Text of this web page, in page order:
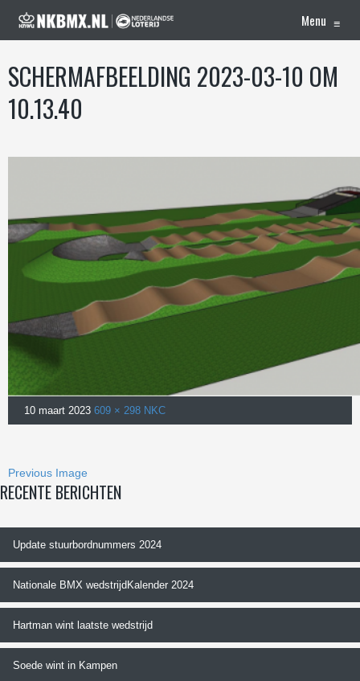
Menu ≡
SCHERM­AFBEELDING 2023-03-10 OM
10.13.40
10 maart 2023 609 × 298 NKC
Previous Image
RECENTE BERICHTEN
Update stuurbordnummers 2024
Nationale BMX wedstrijdKalender 2024
Hartman wint laatste wedstrijd
Soede wint in Kampen